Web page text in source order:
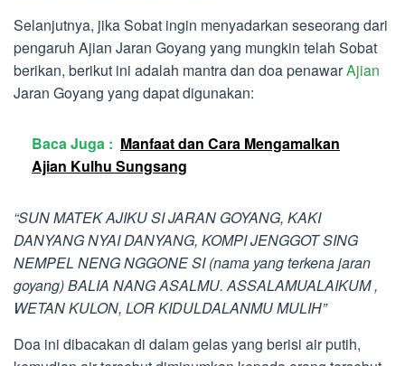
Selanjutnya, jika Sobat ingin menyadarkan seseorang dari
pengaruh Ajian Jaran Goyang yang mungkin telah Sobat
berikan, berikut ini adalah mantra dan doa penawarAjian
Jaran Goyang yang dapat digunakan:
Baca Juga : Manfaat dan Cara Mengamalkan
Ajian Kulhu Sungsang
“SUN MATEK AJIKU SI JARAN GOYANG, KAKI
DANYANG NYAI DANYANG, KOMPI JENGGOT SING
NEMPEL NENG NGGONE SI (nama yang terkena jaran
goyang) BALIA NANG ASALMU. ASSALAMUALAIKUM ,
WETAN KULON, LOR KIDULDALANMU MULIH”
Doa ini dibacakan di dalam gelas yang berisi air putih,